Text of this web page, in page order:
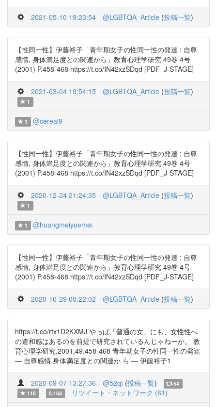
2021-05-10 19:23:54 @LGBTQA_Article (投稿一覧)
【性同一性】伊藤裕子「青年期女子の性同一性の発達 : 自尊
感情, 身体満足度との関連から」教育心理学研究 49巻 4号
(2001) P.458-468 https://t.co/IN42xzSDqd [PDF_J-STAGE]
2021-03-04 19:54:15 @LGBTQA_Article (投稿一覧)
1
1 @cereal9
【性同一性】伊藤裕子「青年期女子の性同一性の発達 : 自尊
感情, 身体満足度との関連から」教育心理学研究 49巻 4号
(2001) P.458-468 https://t.co/IN42xzSDqd [PDF_J-STAGE]
2020-12-24 21:24:35 @LGBTQA_Article (投稿一覧)
1
1 @huangmeiyuemei
【性同一性】伊藤裕子「青年期女子の性同一性の発達 : 自尊
感情, 身体満足度との関連から」教育心理学研究 49巻 4号
(2001) P.458-468 https://t.co/IN42xzSDqd [PDF_J-STAGE]
2020-10-29 00:22:02 @LGBTQA_Article (投稿一覧)
https://t.co/rtx1D2KXMJ やっぱ「普通の女」にも、女性性へ
の違和感はあるのを前提で研究されているんじゃねーか。 教
育心理学研究,2001,49,458-468 青年期女子の性同一性の発達
― 自尊感情,身体満足度との関連か ら ― 伊藤裕子1
2020-09-07 13:27:36 @52qt (投稿一覧)
54
118
0.168 リツイート・ネットワーク (61)